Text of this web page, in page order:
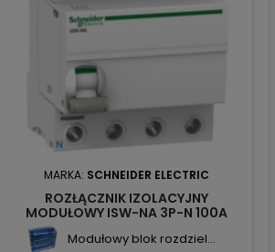
MARKA: SCHNEIDER ELECTRIC
ROZŁĄCZNIK IZOLACYJNY
MODUŁOWY ISW-NA 3P-N 100A
415VAC A9S70790 SCHNEIDER
ELECTRIC
Modułowy blok rozdziel...